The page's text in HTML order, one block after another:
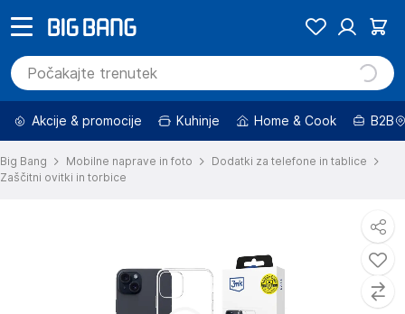
Akcije & promocije Kuhinje Home & Cook B2B
Big Bang Mobilne naprave in foto
Dodatki za telefone in tablice
Zaščitni ovitki in torbice